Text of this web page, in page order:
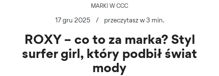
MARKI W CCC
17 gru 2025 / przeczytasz w 3 min.
ROXY – co to za marka? Styl
surfer girl, który podbił świat
mody